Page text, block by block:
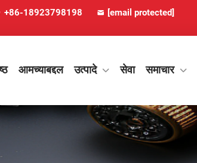
+86-18923798198 [email protected]
आमच्याबद्दल उत्पादे सेवा समाचार